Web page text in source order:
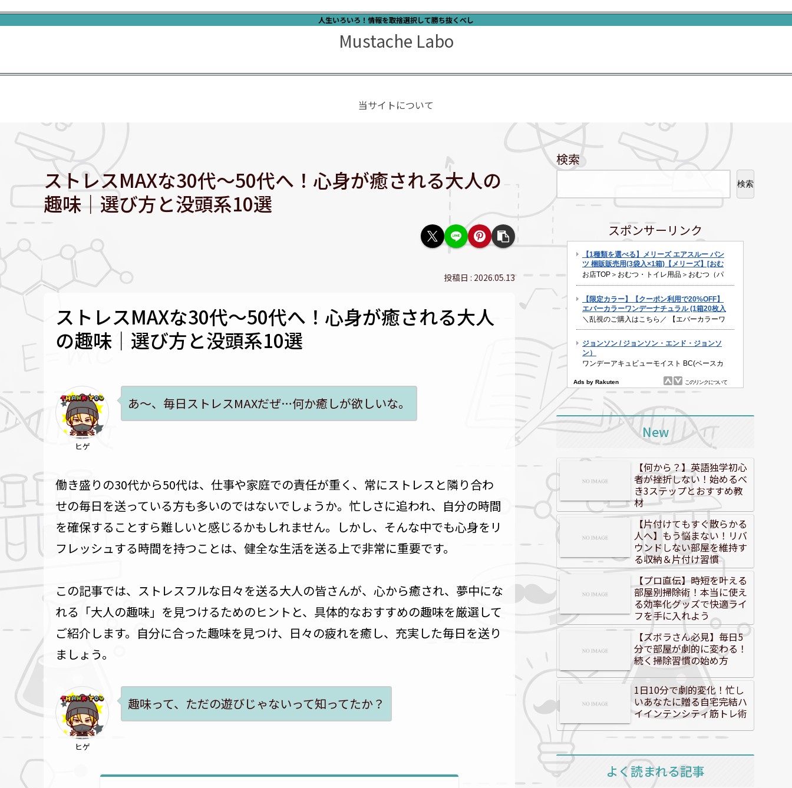
人生いろいろ！情報を取捨選択して勝ち抜くべし
Mustache Labo
当サイトについて
ストレスMAXな30代〜50代へ！心身が癒される大人の
趣味｜選び方と没頭系10選
2026.05.13
ストレスMAXな30代〜50代へ！心身が癒される大人
の趣味｜選び方と没頭系10選
ヒゲ
あ〜、毎日ストレスMAXだぜ…何か癒しが欲しいな。
働き盛りの30代から50代は、仕事や家庭での責任が重く、常にストレスと隣り合わ
せの毎日を送っている方も多いのではないでしょうか。忙しさに追われ、自分の時間
を確保することすら難しいと感じるかもしれません。しかし、そんな中でも心身をリ
フレッシュする時間を持つことは、健全な生活を送る上で非常に重要です。
この記事では、ストレスフルな日々を送る大人の皆さんが、心から癒され、夢中にな
れる「大人の趣味」を見つけるためのヒントと、具体的なおすすめの趣味を厳選して
ご紹介します。自分に合った趣味を見つけ、日々の疲れを癒し、充実した毎日を送り
ましょう。
ヒゲ
趣味って、ただの遊びじゃないって知ってたか？
検索
検索
スポンサーリンク
New
【何から？】英語独学初心
者が挫折しない！始めるべ
き3ステップとおすすめ教
材
【片付けてもすぐ散らかる
人へ】もう悩まない！リバ
ウンドしない部屋を維持す
る収納＆片付け習慣
【プロ直伝】時短を叶える
部屋別掃除術！本当に使え
る効率化グッズで快適ライ
フを手に入れよう
【ズボラさん必見】毎日5
分で部屋が劇的に変わる！
続く掃除習慣の始め方
1日10分で劇的変化！忙し
いあなたに贈る自宅完結ハ
イインテンシティ筋トレ術
よく読まれる記事